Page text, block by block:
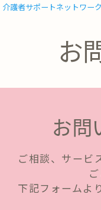
介護者サポートネットワー
お
お問
ご相談、サービ
下記フォームよ